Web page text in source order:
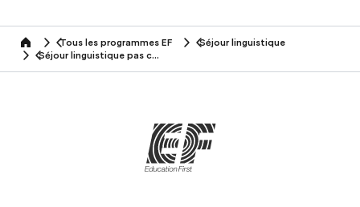
home Tous les programmes EF
Séjour linguistique
Séjour linguistique pas cher